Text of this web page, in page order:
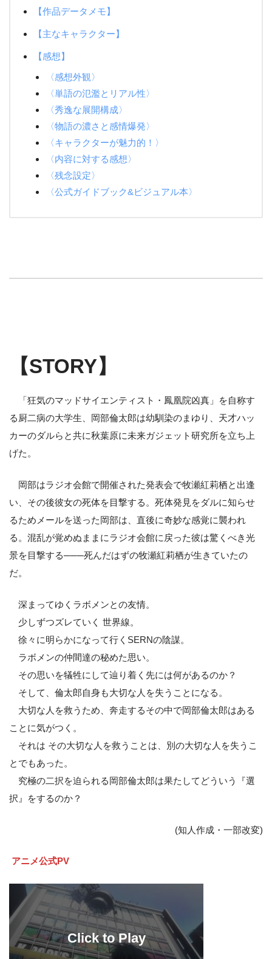
【作品データメモ】
【主なキャラクター】
【感想】
〈感想外観〉
〈単語の氾濫とリアル性〉
〈秀逸な展開構成〉
〈物語の濃さと感情爆発〉
〈キャラクターが魅力的！〉
〈内容に対する感想〉
〈残念設定〉
〈公式ガイドブック&ビジュアル本〉
【STORY】
「狂気のマッドサイエンティスト・鳳凰院凶真」を自称す
る厨二病の大学生、岡部倫太郎は幼馴染のまゆり、天才ハッ
カーのダルらと共に秋葉原に未来ガジェット研究所を立ち上
げた。
岡部はラジオ会館で開催された発表会で牧瀬紅莉栖と出逢
い、その後彼女の死体を目撃する。死体発見をダルに知らせ
るためメールを送った岡部は、直後に奇妙な感覚に襲われ
る。混乱が覚めぬままにラジオ会館に戻った彼は驚くべき光
景を目撃する───死んだはずの牧瀬紅莉栖が生きていたの
だ。
深まってゆくラボメンとの友情。
少しずつズレていく 世界線。
徐々に明らかになって行くSERNの陰謀。
ラボメンの仲間達の秘めた思い。
その思いを犠牲にして辿り着く先には何があるのか？
そして、倫太郎自身も大切な人を失うことになる。
大切な人を救うため、奔走するその中で岡部倫太郎はある
ことに気がつく。
それは その大切な人を救うことは、別の大切な人を失うこ
とでもあった。
究極の二択を迫られる岡部倫太郎は果たしてどういう『選
択』をするのか？
(知人作成・一部改変)
アニメ公式PV